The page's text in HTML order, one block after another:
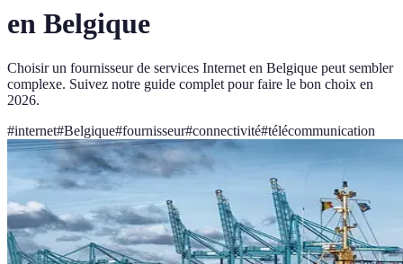
en Belgique
Choisir un fournisseur de services Internet en Belgique peut sembler
complexe. Suivez notre guide complet pour faire le bon choix en
2026.
#internet#Belgique#fournisseur#connectivité#télécommunication